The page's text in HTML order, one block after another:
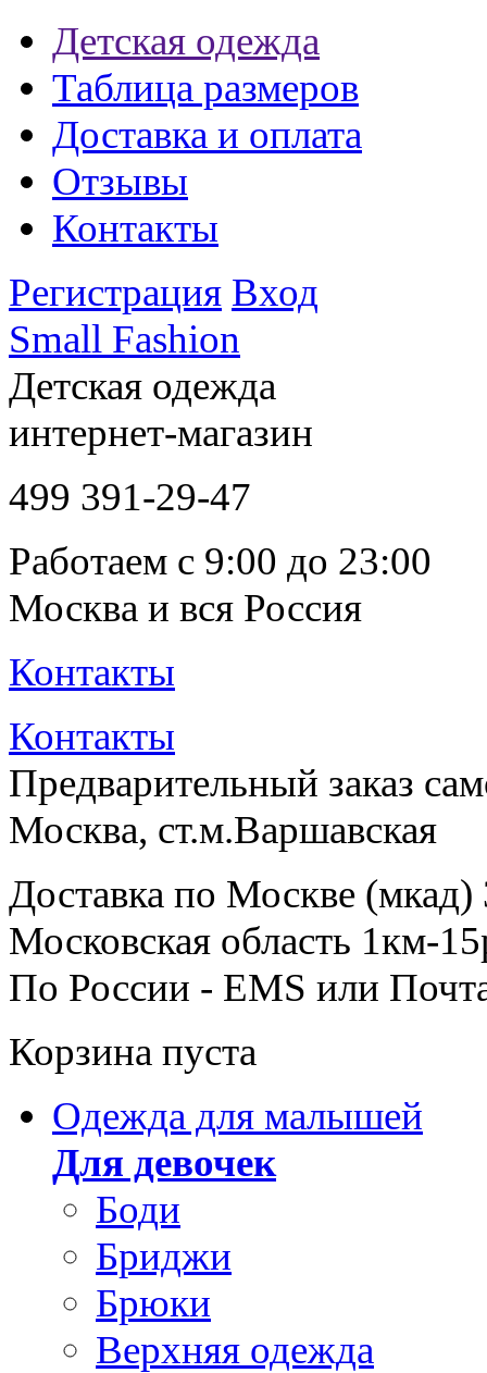
Детская одежда
Таблица размеров
Доставка и оплата
Отзывы
Контакты
Регистрация Вход
Small Fashion
Детская одежда
интернет-магазин
499 391-29-47
Работаем с 9:00 до 23:00
Москва и вся Россия
Контакты
Контакты
Предварительный заказ
Москва, ст.м.Варшавская
Доставка по Москве (мкад)
Московская область 1км-
По России - EMS или
Корзина пуста
Одежда для малышей
Для девочек
Боди
Бриджи
Брюки
Верхняя одежда